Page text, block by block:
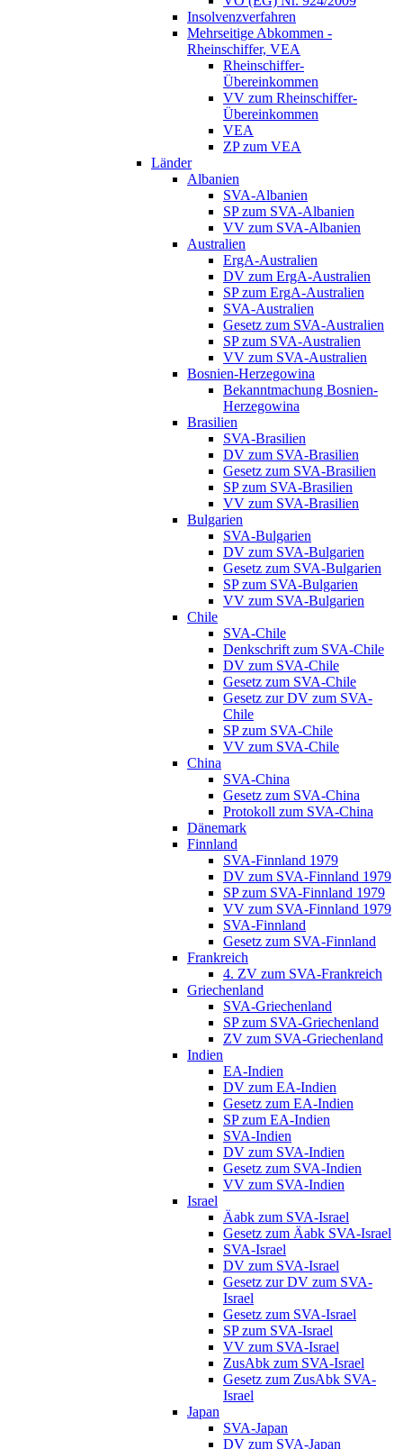
Insolvenzverfahren
Mehrseitige Abkommen -
Rheinschiffer, VEA
Rheinschiffer-
Übereinkommen
VV zum Rheinschiffer-
Übereinkommen
VEA
ZP zum VEA
Länder
Albanien
SVA-Albanien
SP zum SVA-Albanien
VV zum SVA-Albanien
Australien
ErgA-Australien
DV zum ErgA-Australien
SP zum ErgA-Australien
SVA-Australien
Gesetz zum SVA-Australien
SP zum SVA-Australien
VV zum SVA-Australien
Bosnien-Herzegowina
Bekanntmachung Bosnien-
Herzegowina
Brasilien
SVA-Brasilien
DV zum SVA-Brasilien
Gesetz zum SVA-Brasilien
SP zum SVA-Brasilien
VV zum SVA-Brasilien
Bulgarien
SVA-Bulgarien
DV zum SVA-Bulgarien
Gesetz zum SVA-Bulgarien
SP zum SVA-Bulgarien
VV zum SVA-Bulgarien
Chile
SVA-Chile
Denkschrift zum SVA-Chile
DV zum SVA-Chile
Gesetz zum SVA-Chile
Gesetz zur DV zum SVA-
Chile
SP zum SVA-Chile
VV zum SVA-Chile
China
SVA-China
Gesetz zum SVA-China
Protokoll zum SVA-China
Dänemark
Finnland
SVA-Finnland 1979
DV zum SVA-Finnland 1979
SP zum SVA-Finnland 1979
VV zum SVA-Finnland 1979
SVA-Finnland
Gesetz zum SVA-Finnland
Frankreich
4. ZV zum SVA-Frankreich
Griechenland
SVA-Griechenland
SP zum SVA-Griechenland
ZV zum SVA-Griechenland
Indien
EA-Indien
DV zum EA-Indien
Gesetz zum EA-Indien
SP zum EA-Indien
SVA-Indien
DV zum SVA-Indien
Gesetz zum SVA-Indien
VV zum SVA-Indien
Israel
Äabk zum SVA-Israel
Gesetz zum Äabk SVA-Israel
SVA-Israel
DV zum SVA-Israel
Gesetz zur DV zum SVA-
Israel
Gesetz zum SVA-Israel
SP zum SVA-Israel
VV zum SVA-Israel
ZusAbk zum SVA-Israel
Gesetz zum ZusAbk SVA-
Israel
Japan
SVA-Japan
DV zum SVA-Japan